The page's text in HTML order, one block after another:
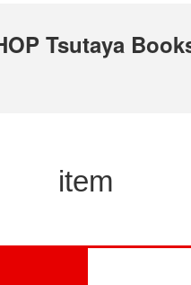
Tsutaya
item